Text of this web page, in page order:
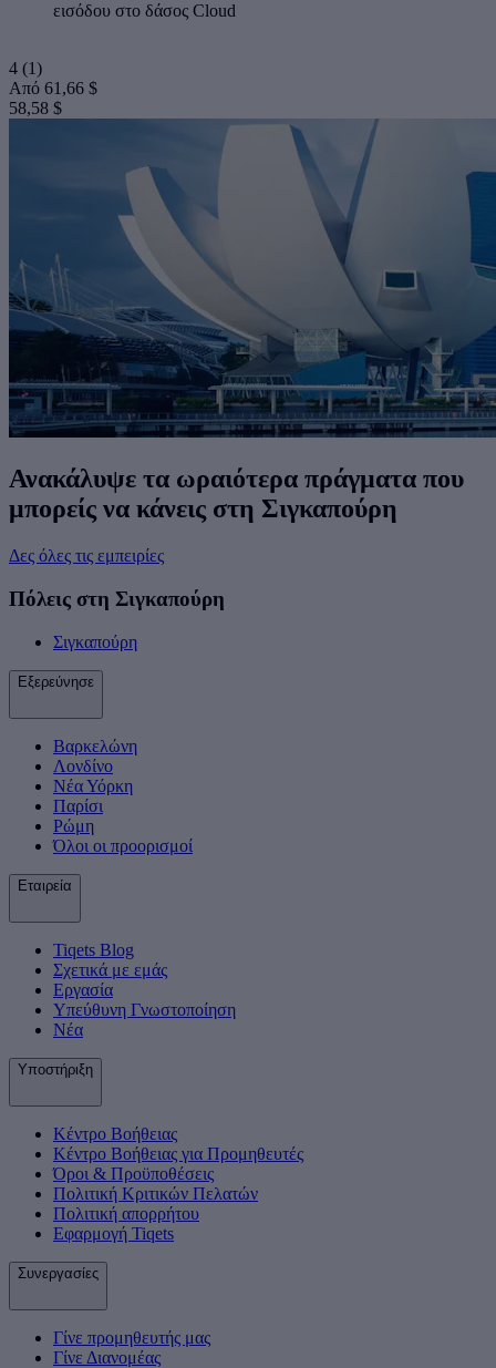
εισόδου στο δάσος Cloud
4 (1)
Από 61,66 $
58,58 $
Ανακάλυψε τα ωραιότερα πράγματα που
μπορείς να κάνεις στη Σιγκαπούρη
Δες όλες τις εμπειρίες
Πόλεις στη Σιγκαπούρη
Σιγκαπούρη
Εξερεύνησε
Βαρκελώνη
Λονδίνο
Νέα Υόρκη
Παρίσι
Ρώμη
Όλοι οι προορισμοί
Εταιρεία
Tiqets Βlog
Σχετικά με εμάς
Εργασία
Υπεύθυνη Γνωστοποίηση
Νέα
Υποστήριξη
Κέντρο Βοήθειας
Κέντρο Βοήθειας για Προμηθευτές
Όροι & Προϋποθέσεις
Πολιτική Κριτικών Πελατών
Πολιτική απορρήτου
Εφαρμογή Tiqets
Συνεργασίες
Γίνε προμηθευτής μας
Γίνε Διανομέας